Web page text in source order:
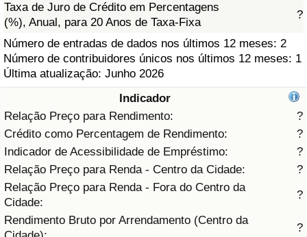
Taxa de Juro de Crédito em Percentagens
(%), Anual, para 20 Anos de Taxa-Fixa
?
Número de entradas de dados nos últimos 12 meses: 2
Número de contribuidores únicos nos últimos 12 meses: 1
Última atualização: Junho 2026
Indicador
Relação Preço para Rendimento:
?
Crédito como Percentagem de Rendimento:
?
Indicador de Acessibilidade de Empréstimo:
?
Relação Preço para Renda - Centro da Cidade:
?
Relação Preço para Renda - Fora do Centro da
Cidade:
?
Rendimento Bruto por Arrendamento (Centro da
?
Indicador de Saúde
Indicador de Saúde por País
Indicador de Poluição (Atual)
Índice de poluição
Indicador de Poluição por País
Trânsito